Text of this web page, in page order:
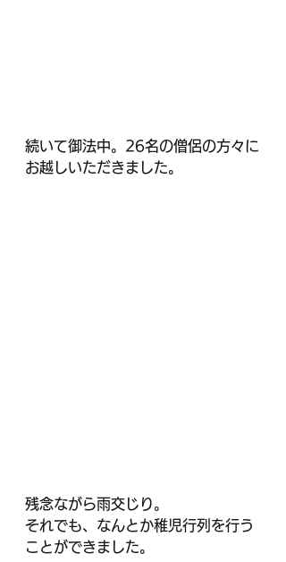
続いて御法中。26名の僧侶の方々に
お越しいただきました。
残念ながら雨交じり。
それでも、なんとか稚児行列を行う
ことができました。